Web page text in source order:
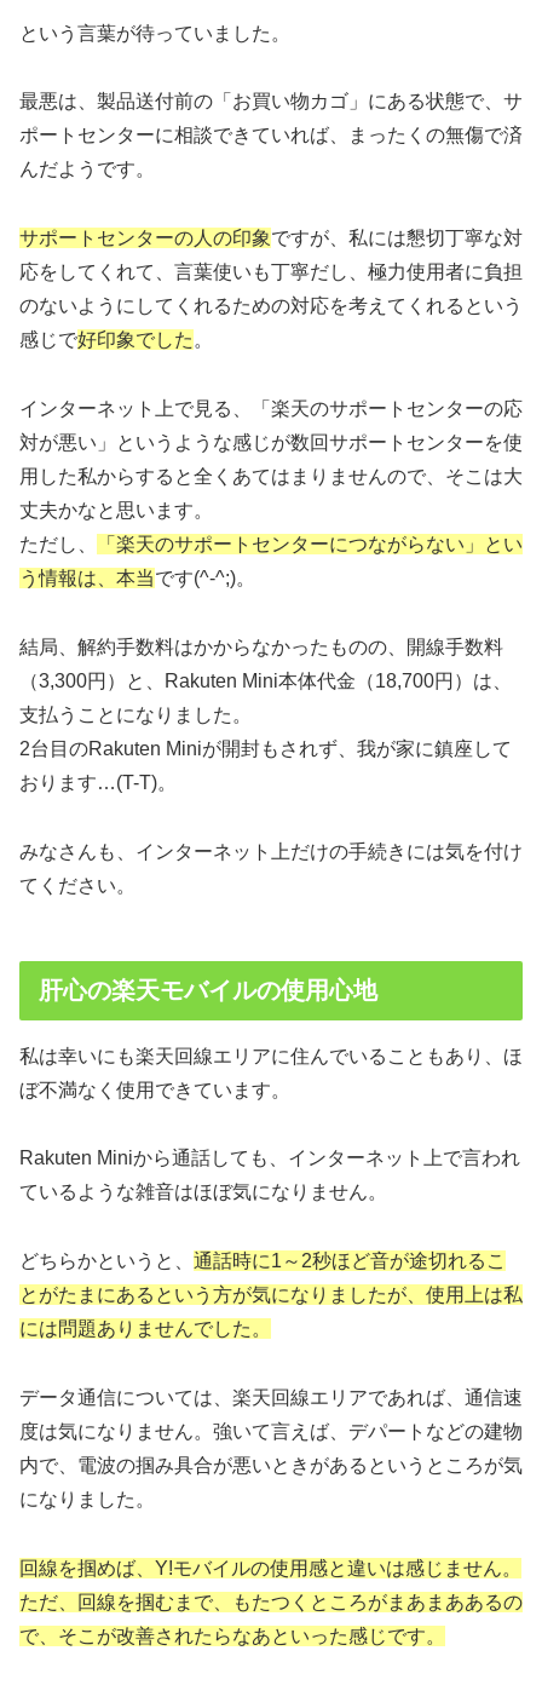
という言葉が待っていました。
最悪は、製品送付前の「お買い物カゴ」にある状態で、サ
ポートセンターに相談できていれば、まったくの無傷で済
んだようです。
サポートセンターの人の印象ですが、私には懇切丁寧な対
応をしてくれて、言葉使いも丁寧だし、極力使用者に負担
のないようにしてくれるための対応を考えてくれるという
感じで好印象でした 。
インターネット上で見る、「楽天のサポートセンターの応
対が悪い」というような感じが数回サポートセンターを使
用した私からすると全くあてはまりませんので、そこは大
丈夫かなと思います。
ただし、
「楽天のサポートセンターにつながらない」とい
う情報は、本当です(^-^;)。
結局、解約手数料はかからなかったものの、開線手数料
（3,300円）と、Rakuten Mini本体代金（18,700円）は、
支払うことになりました。
2台目のRakuten Miniが開封もされず、我が家に鎮座して
おります…(T-T)。
みなさんも、インターネット上だけの手続きには気を付け
てください。
肝心の楽天モバイルの使用心地
私は幸いにも楽天回線エリアに住んでいることもあり、ほ
ぼ不満なく使用できています。
Rakuten Miniから通話しても、インターネット上で言われ
ているような雑音はほぼ気になりません。
どちらかというと、 通話時に1～2秒ほど音が途切れるこ
とがたまにあるという方が気になりましたが、使用上は私
には問題ありませんでした。
データ通信については、楽天回線エリアであれば、通信速
度は気になりません。強いて言えば、デパートなどの建物
内で、電波の掴み具合が悪いときがあるというところが気
になりました。
回線を掴めば、Y!モバイルの使用感と違いは感じません。
ただ、回線を掴むまで、もたつくところがまあまああるの
で、そこが改善されたらなあといった感じです。